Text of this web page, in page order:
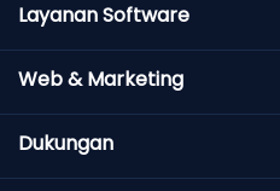
Layanan Software
Web & Marketing
Dukungan